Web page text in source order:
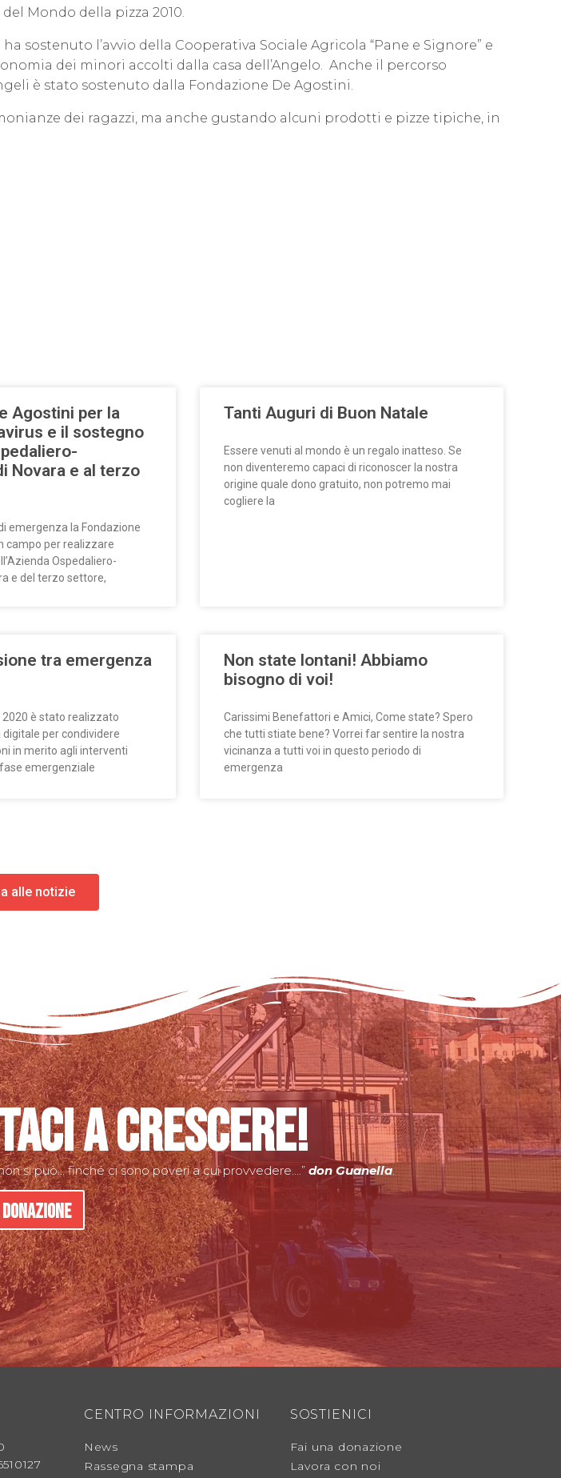
Mondo della pizza 2010.
sostenuto l’avvio della Cooperativa Sociale Agricola “Pane e Signore” e
dei minori accolti dalla casa dell’Angelo. Anche il percorso
è stato sostenuto dalla Fondazione De Agostini.
dei ragazzi, ma anche gustando alcuni prodotti e pizze tipiche, in
Agostini per la
e il sostegno
Novara e al terzo
emergenza la Fondazione
campo per realizzare
Ospedaliero-
e del terzo settore,
Tanti Auguri di Buon Natale
Essere venuti al mondo è un regalo inatteso. Se
non diventeremo capaci di riconoscer la nostra
origine quale dono gratuito, non potremo mai
cogliere la
tra emergenza
è stato realizzato
digitale per condividere
in merito agli interventi
emergenziale
Non state lontani! Abbiamo
bisogno di voi!
Carissimi Benefattori e Amici, Come state? Spero
che tutti stiate bene? Vorrei far sentire la nostra
vicinanza a tutti voi in questo periodo di
emergenza
alle notizie
a crescere!
si può… finché ci sono poveri a cui provvedere….” don Guanella
CENTRO INFORMAZIONI
News
Rassegna stampa
SOSTIENICI
Fai una donazione
Lavora con noi